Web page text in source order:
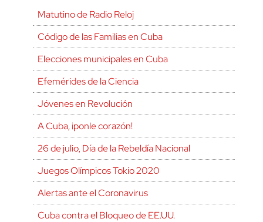
Matutino de Radio Reloj
Código de las Familias en Cuba
Elecciones municipales en Cuba
Efemérides de la Ciencia
Jóvenes en Revolución
A Cuba, ¡ponle corazón!
26 de julio, Día de la Rebeldía Nacional
Juegos Olímpicos Tokio 2020
Alertas ante el Coronavirus
Cuba contra el Bloqueo de EE.UU.